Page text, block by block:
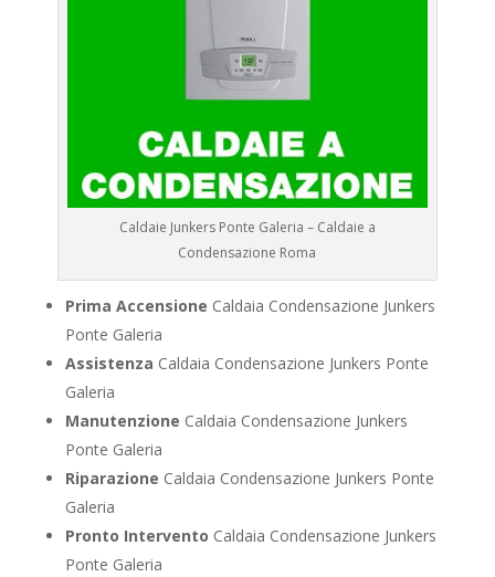
Caldaie Junkers Ponte Galeria – Caldaie a
Condensazione Roma
Prima Accensione Caldaia Condensazione Junkers
Ponte Galeria
Assistenza Caldaia Condensazione Junkers Ponte
Galeria
Manutenzione Caldaia Condensazione Junkers
Ponte Galeria
Riparazione Caldaia Condensazione Junkers Ponte
Galeria
Pronto Intervento Caldaia Condensazione Junkers
Ponte Galeria